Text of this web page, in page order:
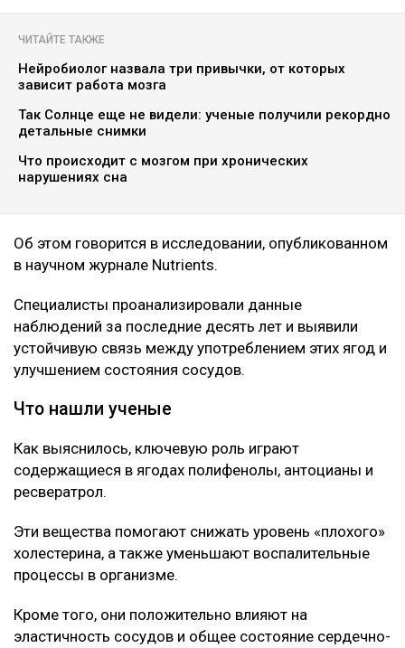
ЧИТАЙТЕ ТАКЖЕ
Нейробиолог назвала три привычки, от которых
зависит работа мозга
Так Солнце еще не видели: ученые получили рекордно
детальные снимки
Что происходит с мозгом при хронических
нарушениях сна
Об этом говорится в исследовании, опубликованном
в научном журнале Nutrients.
Специалисты проанализировали данные
наблюдений за последние десять лет и выявили
устойчивую связь между употреблением этих ягод и
улучшением состояния сосудов.
Что нашли ученые
Как выяснилось, ключевую роль играют
содержащиеся в ягодах полифенолы, антоцианы и
ресвератрол.
Эти вещества помогают снижать уровень «плохого»
холестерина, а также уменьшают воспалительные
процессы в организме.
Кроме того, они положительно влияют на
эластичность сосудов и общее состояние сердечно-